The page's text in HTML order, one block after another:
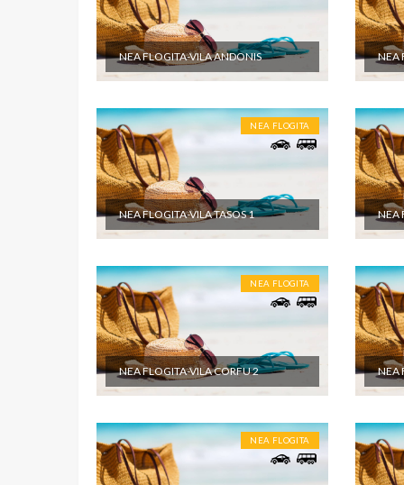
NEA FLOGITA-VILA ANDONIS NEA
NEA FLOGITA
NEA FLOGITA-VILA TASOS 1 NEA
NEA FLOGITA
NEA FLOGITA-VILA CORFU 2 NEA
NEA FLOGITA